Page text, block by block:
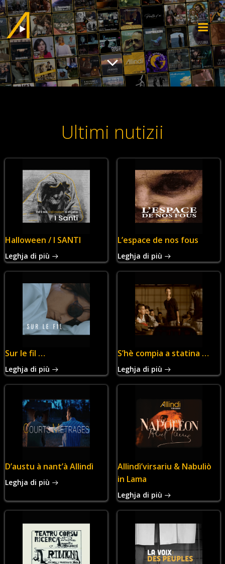
Ultimi nutizii
Halloween / I SANTI
Leghja di più
L’espace de nos fous
Leghja di più
Sur le fil …
Leghja di più
S’hè compia a statina …
Leghja di più
D’austu à nant’à Allindì
Leghja di più
Allindì’virsariu & Nabuliò
in Lama
Leghja di più